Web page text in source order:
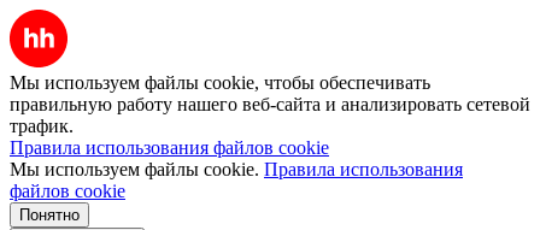
Мы используем файлы cookie, чтобы обеспечивать
правильную работу нашего веб-сайта и анализировать сетевой
трафик.
Правила использования файлов cookie
Мы используем файлы cookie. Правила использования
файлов cookie
Понятно